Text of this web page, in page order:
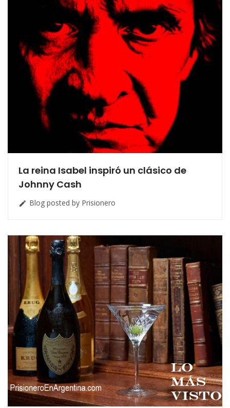
La reina Isabel inspiró un clásico de
Johnny Cash
 Blog posted by Prisionero